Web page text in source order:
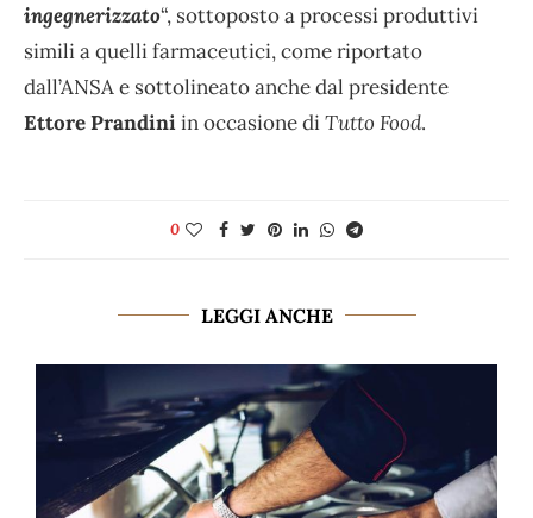
ingegnerizzato“, sottoposto a processi produttivi
simili a quelli farmaceutici, come riportato
dall’ANSA e sottolineato anche dal presidente
Ettore Prandiniin occasione diTutto Food.
0
LEGGI ANCHE